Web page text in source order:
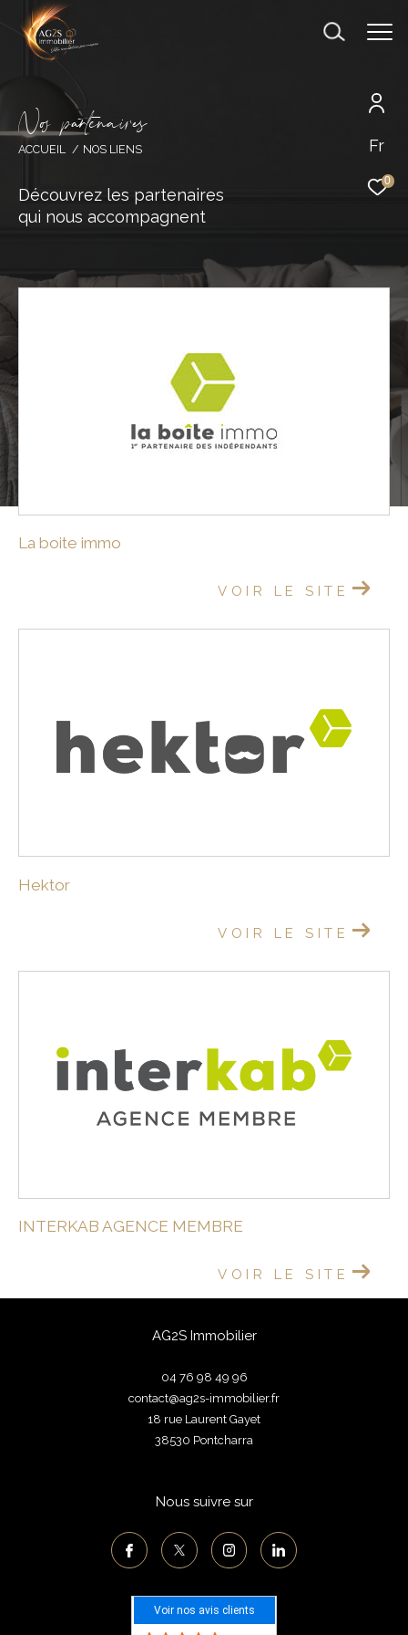
Fr
0
No patenaie
ACCUEIL NOS LIENS
Découvrez les partenaires
qui nous accompagnent
La boite immo
VOIR LE SITE
Hektor
VOIR LE SITE
INTERKAB AGENCE MEMBRE
VOIR LE SITE
AG2S Immobilier
04 76 98 49 96
contact@ag2s-immobilier.fr
18 rue Laurent Gayet
38530
pontcharra
Nous suivre sur
Voir nos avis clients